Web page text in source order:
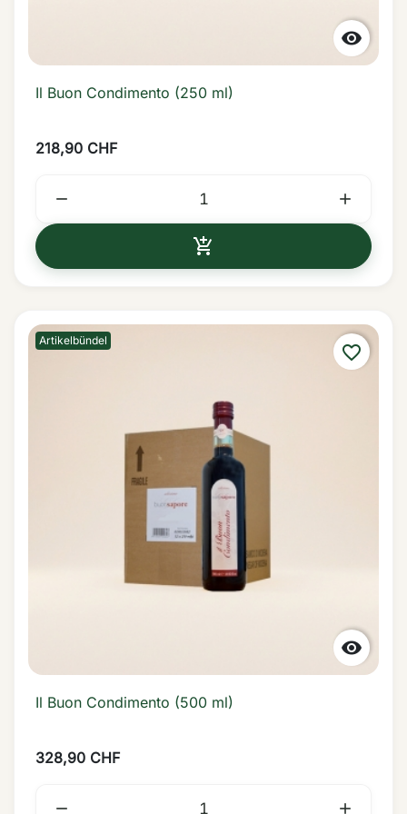

Il Buon Condimento (250 ml)
218,90 CHF
 

Artikelbündel

favorite_border
Il Buon Condimento (500 ml)
328,90 CHF
 